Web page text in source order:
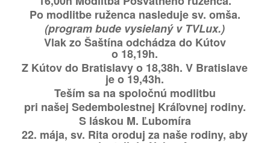
Po modlitbe ruženca nasledujesv. omša.
(program bude vysielaný v TVLux.)
Vlakzo Šaštínaodchádza do Kútov
o 18,19h.
Z Kútov do Bratislavyo 18,38h.V Bratislave
je o 19,43h.
Teším sa na spoločnú modlitbu
pri našej Sedembolestnej Kráľovnej rodiny.
S láskou M. Ľubomíra
22. mája, sv. Rita oroduj za naše rodiny, aby